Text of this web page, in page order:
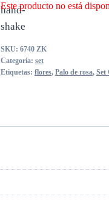
Este producto no está
SKU: 6740 ZK
Categoría: set
Etiquetas: flores, Palo de rosa, Set